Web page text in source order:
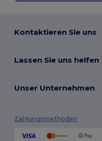
Kontaktieren Sie uns
Lassen Sie uns helfen
Unser Unternehmen
Zahlungsmethoden